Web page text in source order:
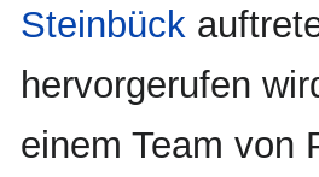
Steinbück
hervorgerufen
einem Team von